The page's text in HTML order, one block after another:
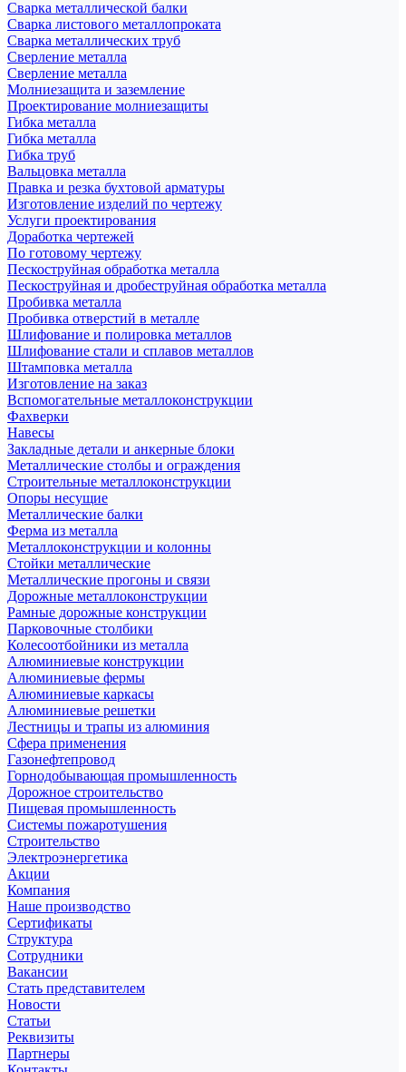
Сварка металлической балки
Сварка листового металлопроката
Сварка металлических труб
Сверление металла
Сверление металла
Молниезащита и заземление
Проектирование молниезащиты
Гибка металла
Гибка металла
Гибка труб
Вальцовка металла
Правка и резка бухтовой арматуры
Изготовление изделий по чертежу
Услуги проектирования
Доработка чертежей
По готовому чертежу
Пескоструйная обработка металла
Пескоструйная и дробеструйная обработка металла
Пробивка металла
Пробивка отверстий в металле
Шлифование и полировка металлов
Шлифование стали и сплавов металлов
Штамповка металла
Изготовление на заказ
Вспомогательные металлоконструкции
Фахверки
Навесы
Закладные детали и анкерные блоки
Металлические столбы и ограждения
Строительные металлоконструкции
Опоры несущие
Металлические балки
Ферма из металла
Металлоконструкции и колонны
Стойки металлические
Металлические прогоны и связи
Дорожные металлоконструкции
Рамные дорожные конструкции
Парковочные столбики
Колесоотбойники из металла
Алюминиевые конструкции
Алюминиевые фермы
Алюминиевые каркасы
Алюминиевые решетки
Лестницы и трапы из алюминия
Сфера применения
Газонефтепровод
Горнодобывающая промышленность
Дорожное строительство
Пищевая промышленность
Системы пожаротушения
Строительство
Электроэнергетика
Акции
Компания
Наше производство
Сертификаты
Структура
Сотрудники
Вакансии
Стать представителем
Новости
Статьи
Реквизиты
Партнеры